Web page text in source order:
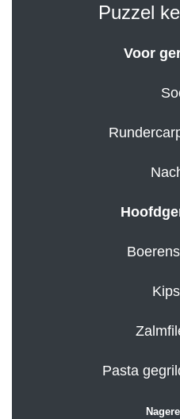
Puzzel
Voor
Pasta